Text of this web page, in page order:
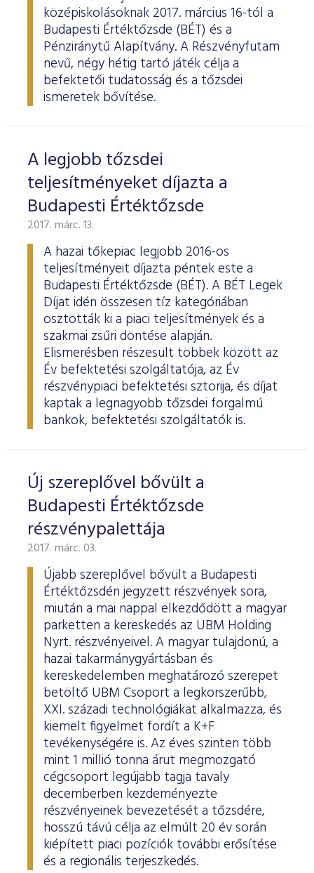
középiskolásoknak 2017. március 16-tól a
Budapesti Értéktőzsde (BÉT) és a
Pénziránytű Alapítvány. A Részvényfutam
nevű, négy hétig tartó játék célja a
befektetői tudatosság és a tőzsdei
ismeretek bővítése.
A legjobb tőzsdei
teljesítményeket díjazta a
Budapesti Értéktőzsde
2017. márc. 13.
A hazai tőkepiac legjobb 2016-os
teljesítményeit díjazta péntek este a
Budapesti Értéktőzsde (BÉT). A BÉT Legek
Díjat idén összesen tíz kategóriában
osztották ki a piaci teljesítmények és a
szakmai zsűri döntése alapján.
Elismerésben részesült többek között az
Év befektetési szolgáltatója, az Év
részvénypiaci befektetési sztorija, és díjat
kaptak a legnagyobb tőzsdei forgalmú
bankok, befektetési szolgáltatók is.
Új szereplővel bővült a
Budapesti Értéktőzsde
részvénypalettája
2017. márc. 03.
Újabb szereplővel bővült a Budapesti
Értéktőzsdén jegyzett részvények sora,
miután a mai nappal elkezdődött a magyar
parketten a kereskedés az UBM Holding
Nyrt. részvényeivel. A magyar tulajdonú, a
hazai takarmánygyártásban és
kereskedelemben meghatározó szerepet
betöltő UBM Csoport a legkorszerűbb,
XXI. századi technológiákat alkalmazza, és
kiemelt figyelmet fordít a K+F
tevékenységére is. Az éves szinten több
mint 1 millió tonna árut megmozgató
cégcsoport legújabb tagja tavaly
decemberben kezdeményezte
részvényeinek bevezetését a tőzsdére,
hosszú távú célja az elmúlt 20 év során
kiépített piaci pozíciók további erősítése
és a regionális terjeszkedés.